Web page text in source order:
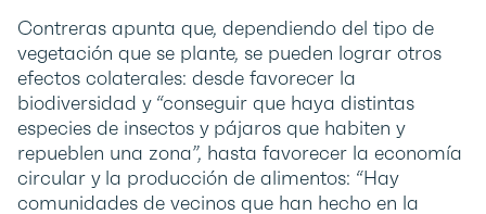
Contreras apunta que, dependiendo del tipo de
vegetación que se plante, se pueden lograr otros
efectos colaterales: desde favorecer la
biodiversidad y “conseguir que haya distintas
especies de insectos y pájaros que habiten y
repueblen una zona”, hasta favorecer la economía
circular y la producción de alimentos: “Hay
comunidades de vecinos que han hecho en la